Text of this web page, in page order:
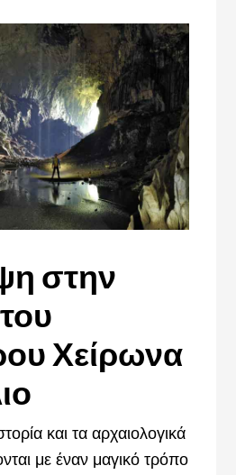
στην
Χείρωνα
και τα αρχαιολογικά
με έναν μαγικό τρόπο